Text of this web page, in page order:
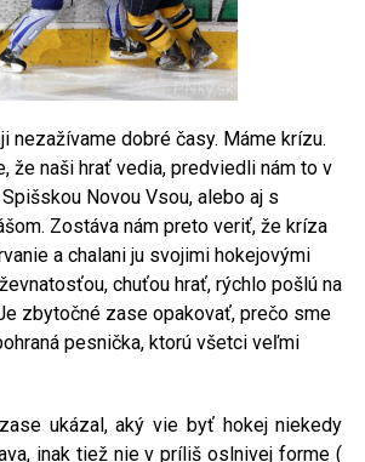
nezažívame dobré časy. Máme krízu.
že naši hrať vedia, predviedli nám to v
Novou Vsou, alebo aj s
Zostáva nám preto veriť, že kríza
a chalani ju svojimi hokejovými
chuťou hrať, rýchlo pošlú na
zbytočné zase opakovať, prečo sme
pesnička, ktorú všetci veľmi
ukázal, aký vie byť hokej niekedy
inak tiež nie v príliš oslnivej forme (